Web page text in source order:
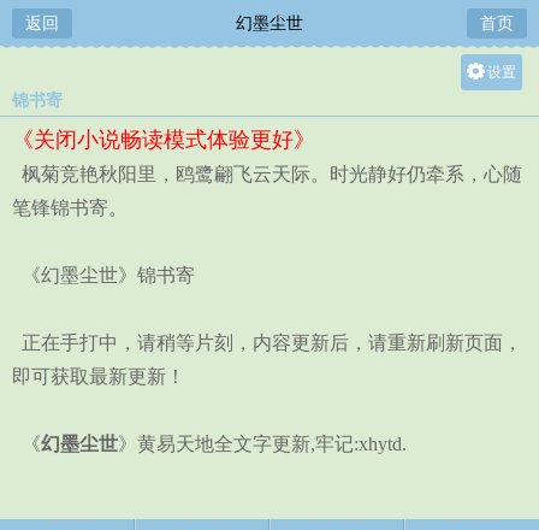
返回 幻墨尘世 首页
设置
中
锦书寄
《关闭小说畅读模式体验更好》
枫菊竞艳秋阳里，鸥鹭翩飞云天际。时光静好仍牵系，心随
笔锋锦书寄。
《幻墨尘世》锦书寄
正在手打中，请稍等片刻，内容更新后，请重新刷新页面，
即可获取最新更新！
《幻墨尘世》黄易天地全文字更新,牢记:xhytd.